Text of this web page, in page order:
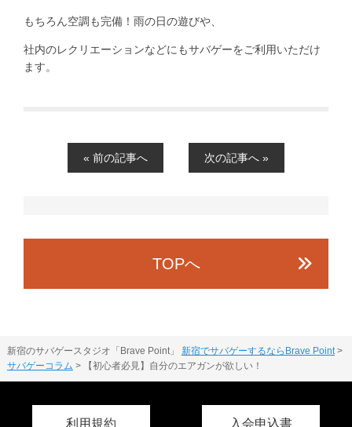
もちろん空調も完備！雨の日の遊びや、
社内のレクリエーションなどにもサバゲーをご利用いただけ
ます。
« 前の記事へ 次の記事へ »
TOPへ
新宿のサバゲースタジオ「Brave Point」 新宿でサバゲーするならBrave Point>
サバゲーコラム > 【初心者必見】自分のエアガンが欲しい！
利用規約 入会申込書